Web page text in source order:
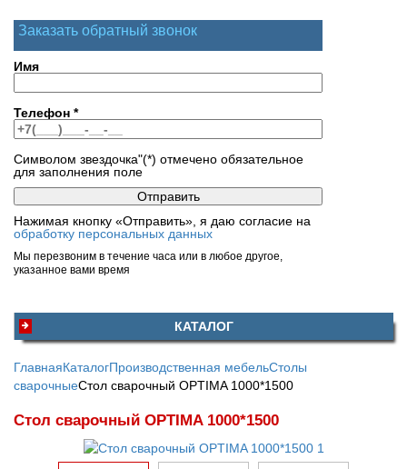
Заказать обратный звонок
Имя
Телефон *
Символом звездочка"(*) отмечено обязательное
для заполнения поле
Нажимая кнопку «Отправить», я даю согласие на
обработку персональных данных
Мы перезвоним в течение часа или в любое другое,
указанное вами время
КАТАЛОГ
ГлавнаяКаталогПроизводственная мебельСтолы
сварочныеСтол сварочный OPTIMA 1000*1500
Стол сварочный OPTIMA 1000*1500